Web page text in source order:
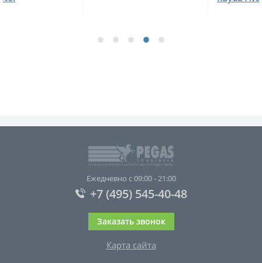
Ежедневно с 09:00 - 21:00
+7 (495) 545-40-48
Заказать звонок
Карта сайта